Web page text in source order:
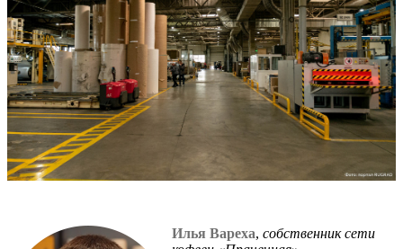
Илья Вареха, собственник сети